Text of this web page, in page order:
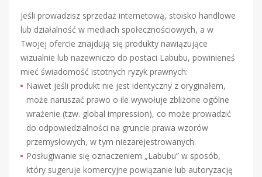
Jeśli prowadzisz sprzedaż internetową, stoisko handlowe
lub działalność w mediach społecznościowych, a w
Twojej ofercie znajdują się produkty nawiązujące
wizualnie lub nazewniczo do postaci Labubu, powinieneś
mieć świadomość istotnych ryzyk prawnych:
Nawet jeśli produkt nie jest identyczny z oryginałem,
może naruszać prawo o ile wywołuje zbliżone ogólne
wrażenie (tzw. global impression), co może prowadzić
do odpowiedzialności na gruncie prawa wzorów
przemysłowych, w tym niezarejestrowanych.
Posługiwanie się oznaczeniem „Labubu” w sposób,
który sugeruje komercyjne powiązanie lub autoryzację